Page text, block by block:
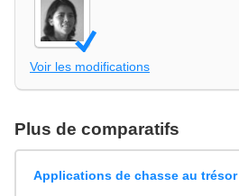
Voir les modifications
Plus de comparatifs
Applications de chasse au trésor